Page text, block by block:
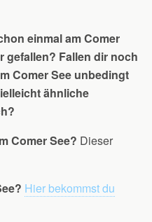
einmal am Comer
gefallen? Fallen dir noch
Comer See unbedingt
ähnliche
Comer See? Dieser
Hier bekommst du